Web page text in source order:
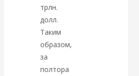
Валентин
Катасонов.
«Мировые
трлн.
долл.
Таким
образом,
за
полтора